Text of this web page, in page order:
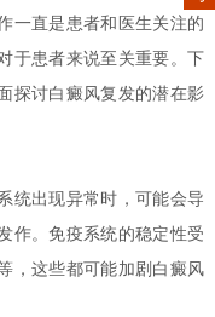
一直是患者和医生关注的
于患者来说至关重要。下
探讨白癜风复发的潜在影
出现异常时，可能会导
作。免疫系统的稳定性受
，这些都可能加剧白癜风